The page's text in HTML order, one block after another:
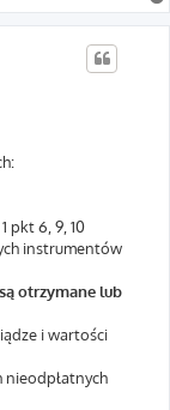
pkt 6, 9, 10
instrumentów
są otrzymane lub
i wartości
nieodpłatnych